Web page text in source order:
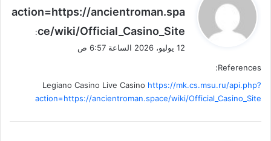
و
ل
action=https://ancientroman.spa
ce/wiki/Official_Casino_Site
:
12 يوليو، 2026 الساعة 6:57 ص
References:
Legiano Casino Live Casino https://mk.cs.msu.ru/api.php?
action=https://ancientroman.space/wiki/Official_Casino_Site